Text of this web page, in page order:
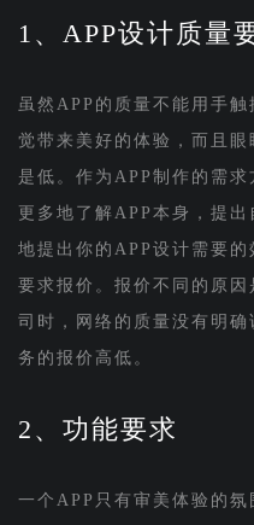
1、APP设计质量
虽然APP的质量不能用手
觉带来美好的体验，而且
是低。作为APP制作的需求
更多地了解APP本身，提
地提出你的APP设计需要
要求报价。报价不同的原
司时，网络的质量没有明
务的报价高低。
2、功能要求
一个APP只有审美体验的